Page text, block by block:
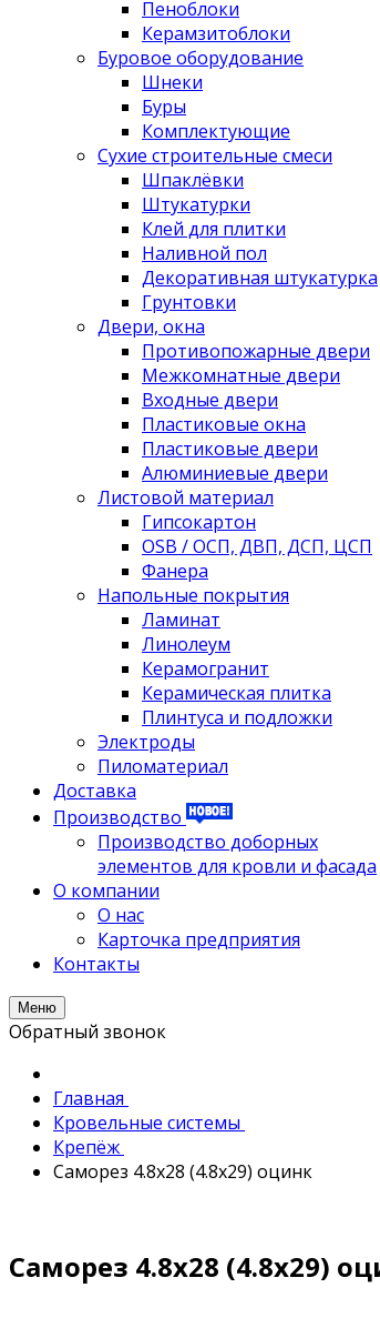
Пеноблоки
Керамзитоблоки
Буровое оборудование
Шнеки
Буры
Комплектующие
Сухие строительные смеси
Шпаклёвки
Штукатурки
Клей для плитки
Наливной пол
Декоративная штукатурка
Грунтовки
Двери, окна
Противопожарные двери
Межкомнатные двери
Входные двери
Пластиковые окна
Пластиковые двери
Алюминиевые двери
Листовой материал
Гипсокартон
OSB / ОСП, ДВП, ДСП, ЦСП
Фанера
Напольные покрытия
Ламинат
Линолеум
Керамогранит
Керамическая плитка
Плинтуса и подложки
Электроды
Пиломатериал
Доставка
Производство
Производство доборных
элементов для кровли и фасада
О компании
О нас
Карточка предприятия
Контакты
Меню
Обратный звонок
Главная
Кровельные системы
Крепёж
Саморез 4.8х28 (4.8х29) оцинк
Саморез 4.8х28 (4.8х29)